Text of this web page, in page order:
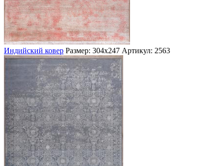
Индийский ковер Размер: 304х247 Артикул: 2563